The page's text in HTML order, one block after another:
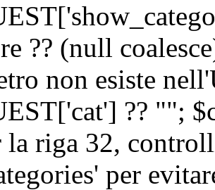
?? (null
non esiste
?? "";
riga 32,
per